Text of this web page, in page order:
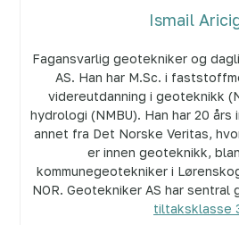
Ismail
Fagansvarlig geotekniker og
AS. Han har M.Sc. i
videreutdanning i geoteknikk
hydrologi (NMBU). Han har 20
annet fra Det Norske Veritas,
er innen geoteknikk,
kommunegeotekniker i
NOR. Geotekniker AS har sentral
tiltaksklasse